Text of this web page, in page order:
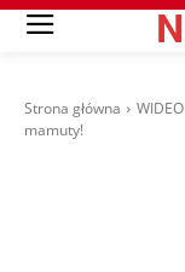
Strona główna WIDEO
mamuty!